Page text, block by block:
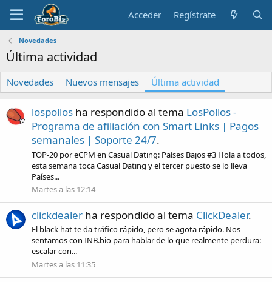
Acceder Regístrate
Novedades
Última actividad
Novedades Nuevos mensajes Última actividad
lospollos ha respondido al tema LosPollos -
Programa de afiliación con Smart Links | Pagos
semanales | Soporte 24/7.
TOP-20 por eCPM en Casual Dating: Países Bajos #3 Hola a todos,
esta semana toca Casual Dating y el tercer puesto se lo lleva
Países...
Martes a las 12:14
clickdealer ha respondido al tema ClickDealer.
El black hat te da tráfico rápido, pero se agota rápido. Nos
sentamos con INB.bio para hablar de lo que realmente perdura:
escalar con...
Martes a las 11:35